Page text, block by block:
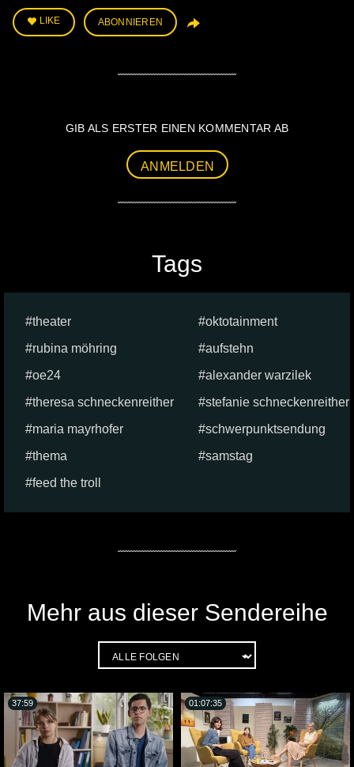
LIKE ABONNIEREN
GIB ALS ERSTER EINEN KOMMENTAR AB
ANMELDEN
Tags
theater
oktotainment
rubina möhring
aufstehn
oe24
alexander warzilek
theresa schneckenreither
stefanie schneckenreither
maria mayrhofer
schwerpunktsendung
thema
samstag
feed the troll
Mehr aus dieser Sendereihe
37:59 01:07:35